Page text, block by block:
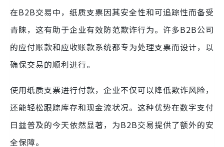
在B2B交易中，纸质支票因其安全性和可追踪性而备受
青睐，这有助于企业有效防范欺诈行为。许多B2B公司
的应付账款和应收账款系统都专为处理支票而设计，以
确保交易的顺利进行。
使用纸质支票进行付款，企业不仅可以降低欺诈风险，
还能轻松跟踪库存和现金流状况。这种优势在数字支付
日益普及的今天依然显著，为B2B交易提供了额外的安
全保障。